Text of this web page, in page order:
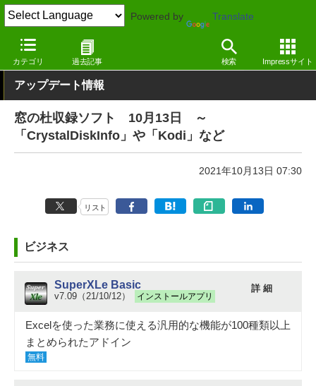
Powered by Translate
カテゴリ 過去記事 検索 Impressサイト
窓の杜 その他の話題 アップデート
アップデート情報
窓の杜収録ソフト 10月13日 ～
「CrystalDiskInfo」や「Kodi」など
2021年10月13日 07:30
リスト
ビジネス
SuperXLe Basic
v7.09（21/10/12） インストールアプリ
詳 細
Excelを使った業務に使える汎用的な機能が100種類以上
まとめられたアドイン
無料